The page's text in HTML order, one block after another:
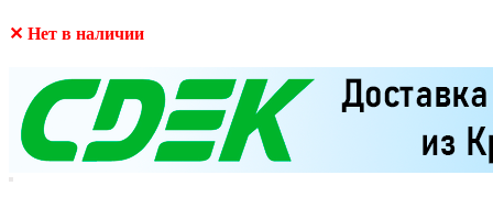
✕ Нет в наличии